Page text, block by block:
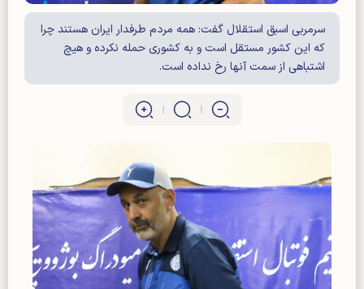
سرمربی اسبق استقلال گفت: همه مردم طرفدار ایران هستند چرا
که این کشور مستقل است و به کشوری حمله نکرده و هیچ
اشتباهی از سمت آنها رخ نداده است.